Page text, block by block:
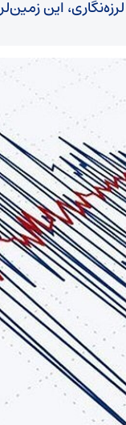
در عمق ۱۰ کیلومتری